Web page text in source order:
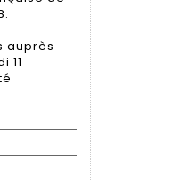
auprès
11